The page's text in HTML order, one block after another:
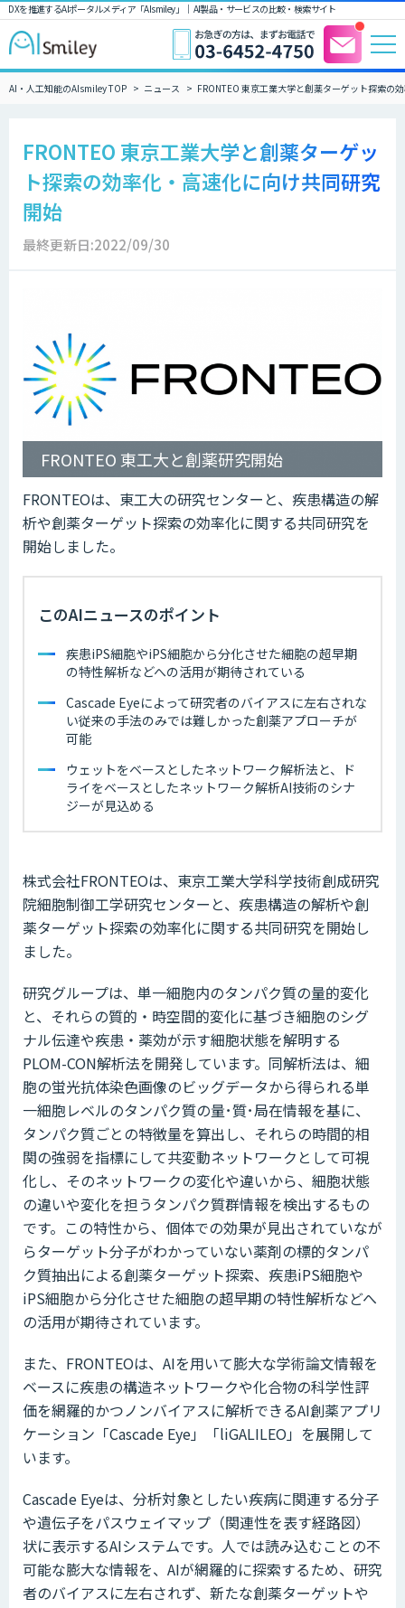
DXを推進するAIポータルメディア「AIsmiley」｜ AI製品・サービスの比較・検索サイト
AI・人工知能のAIsmiley TOP ニュース FRONTEO 東京工業大学と創薬ターゲット探索の
FRONTEO 東京工業大学と創薬ターゲッ
ト探索の効率化・高速化に向け共同研究
開始
最終更新日:2022/09/30
FRONTEO 東工大と創薬研究開始
FRONTEOは、東工大の研究センターと、疾患構造の解
析や創薬ターゲット探索の効率化に関する共同研究を
開始しました。
このAIニュースのポイント
疾患iPS細胞やiPS細胞から分化させた細胞の超早期
の特性解析などへの活用が期待されている
Cascade Eyeによって研究者のバイアスに左右されな
い従来の手法のみでは難しかった創薬アプローチが
可能
ウェットをベースとしたネットワーク解析法と、ド
ライをベースとしたネットワーク解析AI技術のシナ
ジーが見込める
株式会社FRONTEOは、東京工業大学科学技術創成研究
院細胞制御工学研究センターと、疾患構造の解析や創
薬ターゲット探索の効率化に関する共同研究を開始し
ました。
研究グループは、単一細胞内のタンパク質の量的変化
と、それらの質的・時空間的変化に基づき細胞のシグ
ナル伝達や疾患・薬効が示す細胞状態を解明する
PLOM-CON解析法を開発しています。同解析法は、細
胞の蛍光抗体染色画像のビッグデータから得られる単
一細胞レベルのタンパク質の量･質･局在情報を基に、
タンパク質ごとの特徴量を算出し、それらの時間的相
関の強弱を指標にして共変動ネットワークとして可視
化し、そのネットワークの変化や違いから、細胞状態
の違いや変化を担うタンパク質群情報を検出するもの
です。この特性から、個体での効果が見出されていなが
らターゲット分子がわかっていない薬剤の標的タンパ
ク質抽出による創薬ターゲット探索、疾患iPS細胞や
iPS細胞から分化させた細胞の超早期の特性解析などへ
の活用が期待されています。
また、FRONTEOは、AIを用いて膨大な学術論文情報を
ベースに疾患の構造ネットワークや化合物の科学性評
価を網羅的かつノンバイアスに解析できるAI創薬アプリ
ケーション「Cascade Eye」「liGALILEO」を展開して
います。
Cascade Eyeは、分析対象としたい疾病に関連する分子
や遺伝子をパスウェイマップ（関連性を表す経路図）
状に表示するAIシステムです。人では読み込むことの不
可能な膨大な情報を、AIが網羅的に探索するため、研究
者のバイアスに左右されず、新たな創薬ターゲットや